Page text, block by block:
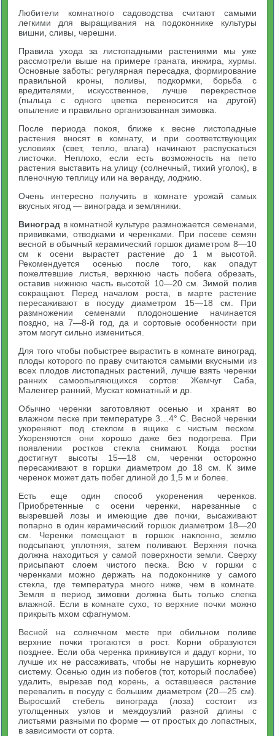
Любители комнатного садоводства считают самыми
легкими для выращивания на подоконнике культуры
вишни, сливы, черешни.
Правила ухода за листопадными растениями мы уже
рассмотрели выше на примере граната, инжира, хурмы.
Основные заботы: регулярная пересадка, формирование
правильной кроны, поливы, подкормки, борьба с
вредителями, искусственное, лучше перекрестное
(пыльца с одного цветка переносится на другой)
опыление и правильно организованная зимовка.
После периода покоя, ближе к весне листопадные
растения вносят в комнату, и при соответствующих
условиях (свет, тепло, влага) начинают распускаться
листочки. Неплохо, если есть возможность на пето
растения выставить на улицу (солнечный, тихий уголок), в
пленочную теплицу или на веранду, лоджию.
Очень интересно получить в комнате урожай самых
вкусных ягод — винограда и земляники.
Виноград в комнатной культуре размножается семенами,
прививками, отводками и черенками. При посеве семян
весной в обычный керамический горшок диаметром 8—10
см к осени вырастет растение до 1 м высотой.
Рекомендуется осенью после того, как опадут
пожелтевшие листья, верхнюю часть побега обрезать,
оставив нижнюю часть высотой 10—20 см. Зимой полив
сокращают. Перед началом роста, в марте растение
пересаживают в посуду диаметром 15—18 см. При
размножении семенами плодоношение начинается
поздно, на 7—8-й год, да и сортовые особенности при
этом могут сильно измениться.
Для того чтобы побыстрее вырастить в комнате виноград,
плоды которого по праву считаются самыми вкусными из
всех плодов листопадных растений, лучше взять черенки
ранних самоопыляющихся сортов: Жемчуг Саба,
Маленгер ранний, Мускат комнатный и др.
Обычно черенки заготовляют осенью и хранят во
влажном песке при температуре 3…4° С. Весной черенки
укореняют под стеклом в ящике с чистым песком.
Укореняются они хорошо даже без подогрева. При
появлении ростков стекла снимают. Когда ростки
достигнут высоты 15—18 см, черенки осторожно
пересаживают в горшки диаметром до 18 см. К зиме
черенок может дать побег длиной до 1,5 м и более.
Есть еще один способ укоренения черенков.
Приобретенные с осени черенки, нарезанные с
вызревшей лозы и имеющие две почки, высаживают
попарно в один керамический горшок диаметром 18—20
см. Черенки помещают в горшок наклонно, землю
подсыпают, уплотняя, затем поливают. Верхняя почка
должна находиться у самой поверхности земли. Сверху
присыпают слоем чистого песка. Всю v горшки с
черенками можно держать на подоконнике у самого
стекла, где температура много ниже, чем в комнате.
Земля в период зимовки должна быть только слегка
влажной. Если в комнате сухо, то верхние почки можно
прикрыть мхом сфагнумом.
Весной на солнечном месте при обильном поливе
верхние почки трогаются в рост. Корни образуются
позднее. Если оба черенка приживутся и дадут корни, то
лучше их не рассаживать, чтобы не нарушить корневую
систему. Осенью один из побегов (тот, который послабее)
удалить, вырезав под корень, а оставшееся растение
перевалить в посуду с большим диаметром (20—25 см).
Выросший стебель винограда (лоза) состоит из
утолщенных узлов и междоузлий разной длины с
листьями разными по форме — от простых до лопастных,
в зависимости от сорта.